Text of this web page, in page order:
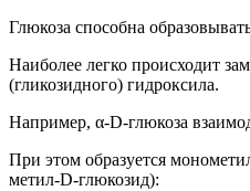
Глюкоза способна
Наиболее легко происходит
(гликозидного) гидроксила.
Например, α-D-глюкоза
При этом образуется
метил-D-глюкозид):